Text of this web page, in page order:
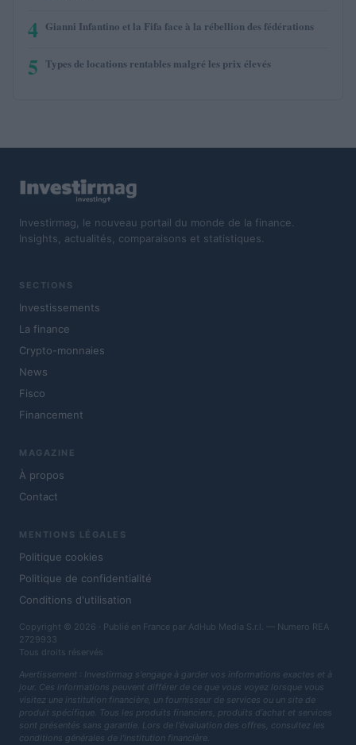
4 Gianni Infantino et la Fifa face à la rébellion des fédérations
5 Types de locations rentables malgré les prix élevés
Investirmag, le nouveau portail du monde de la finance.
Insights, actualités, comparaisons et statistiques.
SECTIONS
Investissements
La finance
Crypto-monnaies
News
Fisco
Financement
MAGAZINE
À propos
Contact
MENTIONS LÉGALES
Politique cookies
Politique de confidentialité
Conditions d'utilisation
Copyright © 2026 · Publié en France par AdHub Media S.r.l. — Numero REA
2729933
Tous droits réservés
Avertissement : Investirmag s'engage à garder vos informations exactes et à
jour. Ces informations peuvent différer de ce que vous voyez lorsque vous
visitez une institution financière, un fournisseur de services ou un site de
produit spécifique. Tous les produits financiers, produits d'achat et services
sont présentés sans garantie. Lors de l'évaluation des offres, consultez les
conditions générales de l'institution financière.